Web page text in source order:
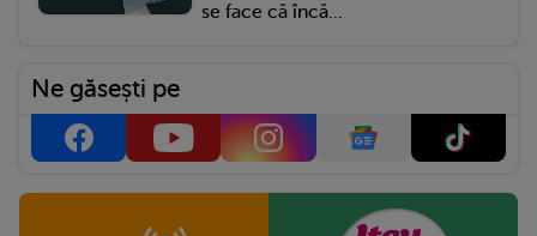
se face că încă...
Ne găsești pe